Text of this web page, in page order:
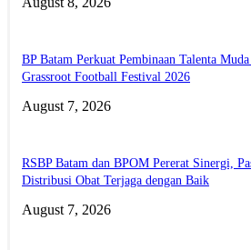
BP Batam Perkuat Pembinaan Talenta
Grassroot Football Festival 2026
August 7, 2026
RSBP Batam dan BPOM Pererat Sinergi,
Distribusi Obat Terjaga dengan Baik
August 7, 2026